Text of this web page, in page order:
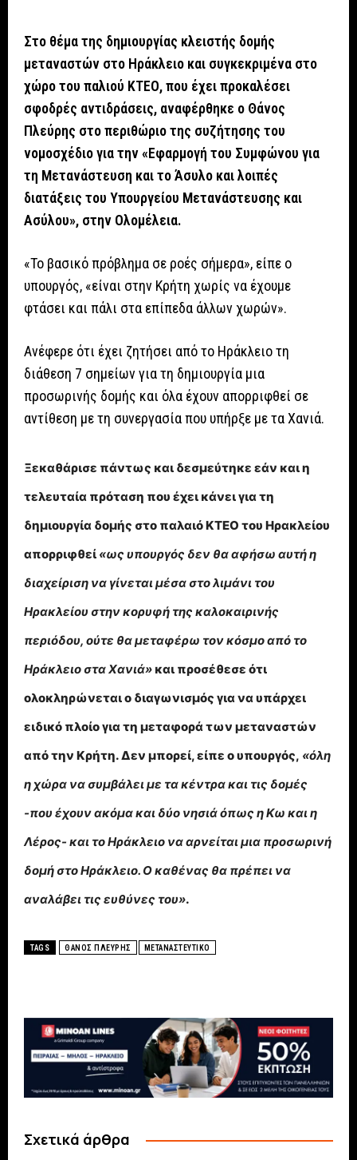
Στο θέμα της δημιουργίας κλειστής δομής
μεταναστών στο Ηράκλειο και συγκεκριμένα στο
χώρο του παλιού ΚΤΕΟ, που έχει προκαλέσει
σφοδρές αντιδράσεις, αναφέρθηκε ο Θάνος
Πλεύρης στο περιθώριο της συζήτησης του
νομοσχέδιο για την «Εφαρμογή του Συμφώνου για
τη Μετανάστευση και το Άσυλο και λοιπές
διατάξεις του Υπουργείου Μετανάστευσης και
Ασύλου», στην Ολομέλεια.
«Το βασικό πρόβλημα σε ροές σήμερα», είπε ο
υπουργός, «είναι στην Κρήτη χωρίς να έχουμε
φτάσει και πάλι στα επίπεδα άλλων χωρών».
Ανέφερε ότι έχει ζητήσει από το Ηράκλειο τη
διάθεση 7 σημείων για τη δημιουργία μια
προσωρινής δομής και όλα έχουν απορριφθεί σε
αντίθεση με τη συνεργασία που υπήρξε με τα Χανιά.
Ξεκαθάρισε πάντως και δεσμεύτηκε εάν και η
τελευταία πρόταση που έχει κάνει για τη
δημιουργία δομής στο παλαιό ΚΤΕΟ του Ηρακλείου
απορριφθεί «ως υπουργός δεν θα αφήσω αυτή η
διαχείριση να γίνεται μέσα στο λιμάνι του
Ηρακλείου στην κορυφή της καλοκαιρινής
περιόδου, ούτε θα μεταφέρω τον κόσμο από το
Ηράκλειο στα Χανιά» και προσέθεσε ότι
ολοκληρώνεται ο διαγωνισμός για να υπάρχει
ειδικό πλοίο για τη μεταφορά των μεταναστών
από την Κρήτη. Δεν μπορεί, είπε ο υπουργός, «όλη
η χώρα να συμβάλει με τα κέντρα και τις δομές
-που έχουν ακόμα και δύο νησιά όπως η Κω και η
Λέρος- και το Ηράκλειο να αρνείται μια προσωρινή
δομή στο Ηράκλειο. Ο καθένας θα πρέπει να
αναλάβει τις ευθύνες του».
TAGS ΘΑΝΟΣ ΠΛΕΥΡΗΣ ΜΕΤΑΝΑΣΤΕΥΤΙΚΟ
Σχετικά άρθρα